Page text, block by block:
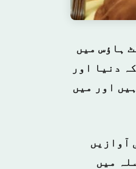
ہاؤس میں
دنیا اور
اور میں
آوازیں
میں